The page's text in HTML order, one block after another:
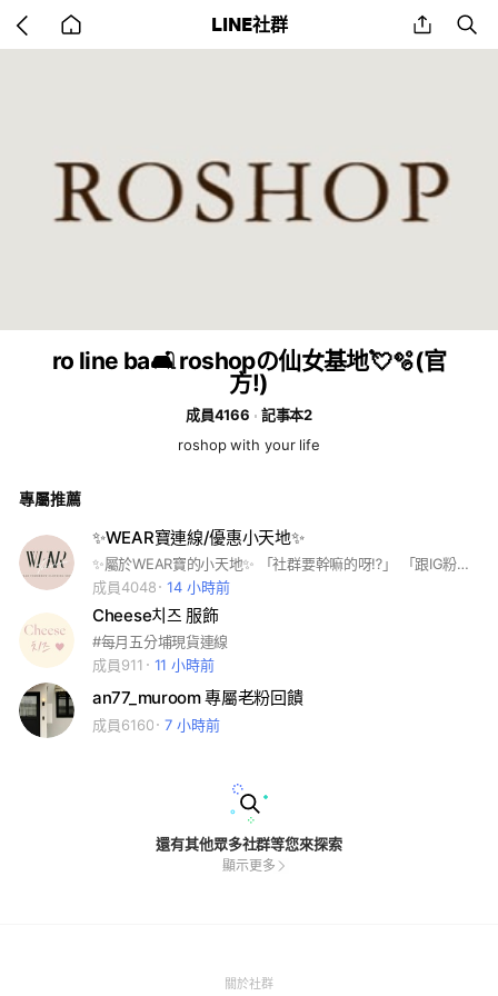
back
to
LINE社群 share
ro line ba🛋️ roshopの仙女基地💘🫧(官
方!)
成員4166
記事本2
roshop with your life
專屬推薦
✨WEAR寶連線/優惠小天地✨
✨屬於WEAR寶的小天地✨ 「社群要幹嘛的呀⁉️」 「跟IG粉專哪裡不同⁉️」 ⭐️未來不定期會有新品連線 ⭐️新品連線早鳥優惠 ⭐️特殊限時優惠商品 ⭐️飾品/配件/小物選品連線 ⭐️斷貨商品快搶通知 ⭐️線上/門市特賣會公告 為了更即時近距離跟大家分享美美的衣服還有飾品小物 所以開放一個跟WEAR寶們的小空間 大家上班休息時間晚上睡前可以進來逛逛☺️ 有任何問題可以直接私訊官方LINE
成員4048
14 小時前
Cheese치즈 服飾
#每月五分埔現貨連線
成員911
11 小時前
an77_muroom 專屬老粉回饋
成員6160 7 小時前
還有其他眾多社群等您來探索
顯示更多
關於社群(Open